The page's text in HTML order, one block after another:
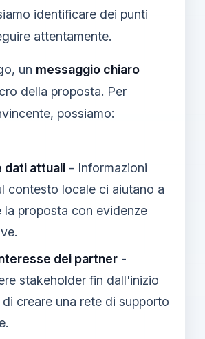
identificare dei punti
attentamente.
un messaggio chiaro
della proposta. Per
possiamo:
dati attuali - Informazioni
contesto locale ci aiutano a
la proposta con evidenze
dei partner -
stakeholder fin dall'inizio
creare una rete di supporto